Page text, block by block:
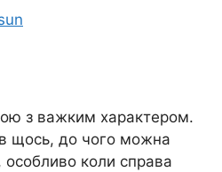
з важким характером.
щось, до чого можна
особливо коли справа